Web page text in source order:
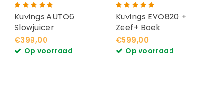
Kuvings AUTO6
Slowjuicer
€399,00
Op voorraad
Kuvings EVO820 +
Zeef+ Boek
€599,00
Op voorraad